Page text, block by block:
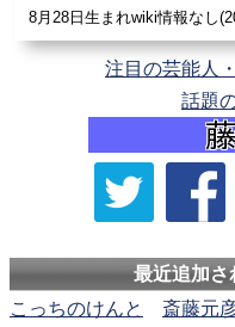
8月28日生まれwiki情報なし
注目の芸能人
話題
最近追加さ
こっちのけんと
斎藤元